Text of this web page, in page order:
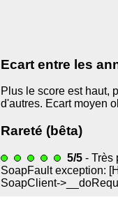
Ecart entre les
Plus le score est haut,
d'autres. Ecart moyen
Rareté (bêta)
5/5 - Très
SoapFault exception:
SoapClient-